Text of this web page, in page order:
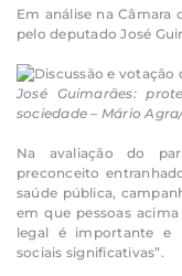
Em análise na Câmara
pelo deputado José
José Guimarães:
sociedade – Mário
Na avaliação do
preconceito
saúde pública,
em que pessoas
legal é importante e
sociais significativas”.